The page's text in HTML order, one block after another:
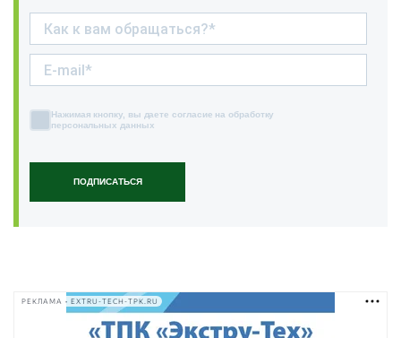
ПОДПИСАТЬСЯ
Нажимая кнопку, вы даете согласие на обработку
персональных данных
РЕКЛАМА • EXTRU-TECH-TPK.RU